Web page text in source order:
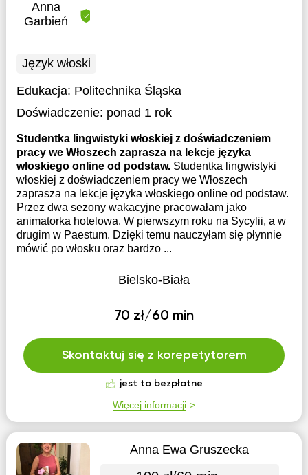
Anna
Garbień
Język włoski
Edukacja: Politechnika Śląska
Doświadczenie: ponad 1 rok
Studentka lingwistyki włoskiej z doświadczeniem
pracy we Włoszech zaprasza na lekcje języka
włoskiego online od podstaw. Studentka lingwistyki
włoskiej z doświadczeniem pracy we Włoszech
zaprasza na lekcje języka włoskiego online od podstaw.
Przez dwa sezony wakacyjne pracowałam jako
animatorka hotelowa. W pierwszym roku na Sycylii, a w
drugim w Paestum. Dzięki temu nauczyłam się płynnie
mówić po włosku oraz bardzo ...
Bielsko-Biała
70 zł/60 min
Skontaktuj się z korepetytorem
jest to bezpłatne
Więcej informacji
Anna Ewa Gruszecka